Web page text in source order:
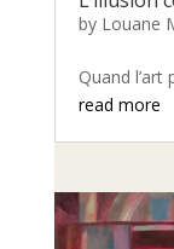
by Louane
Quand l’art
read more